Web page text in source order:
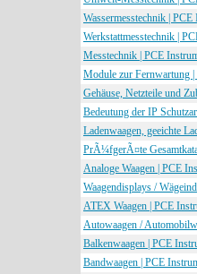
Wassermesstechnik | PCE
Werkstattmesstechnik |
Messtechnik | PCE
Module zur Fernwartung
Gehäuse, Netzteile und
Bedeutung der IP
Ladenwaagen, geeichte
PrÃ¼fgerÃ¤te
Analoge Waagen | PCE
Waagendisplays /
ATEX Waagen | PCE
Autowaagen /
Balkenwaagen | PCE
Bandwaagen | PCE